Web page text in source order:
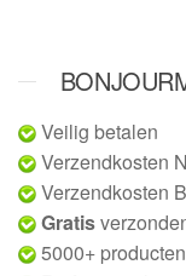
Veilig betalen
Verzendkosten
Verzendkosten
Gratis
5000+ producten